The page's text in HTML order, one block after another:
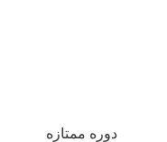
دوره ممتازه